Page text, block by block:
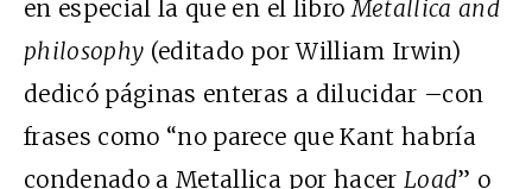
en especial la que en el libroMetallica and
philosophy (editado por William Irwin)
dedicó páginas enteras a dilucidar –con
frases como “no parece que Kant habría
condenado a Metallica por hacer Load” o